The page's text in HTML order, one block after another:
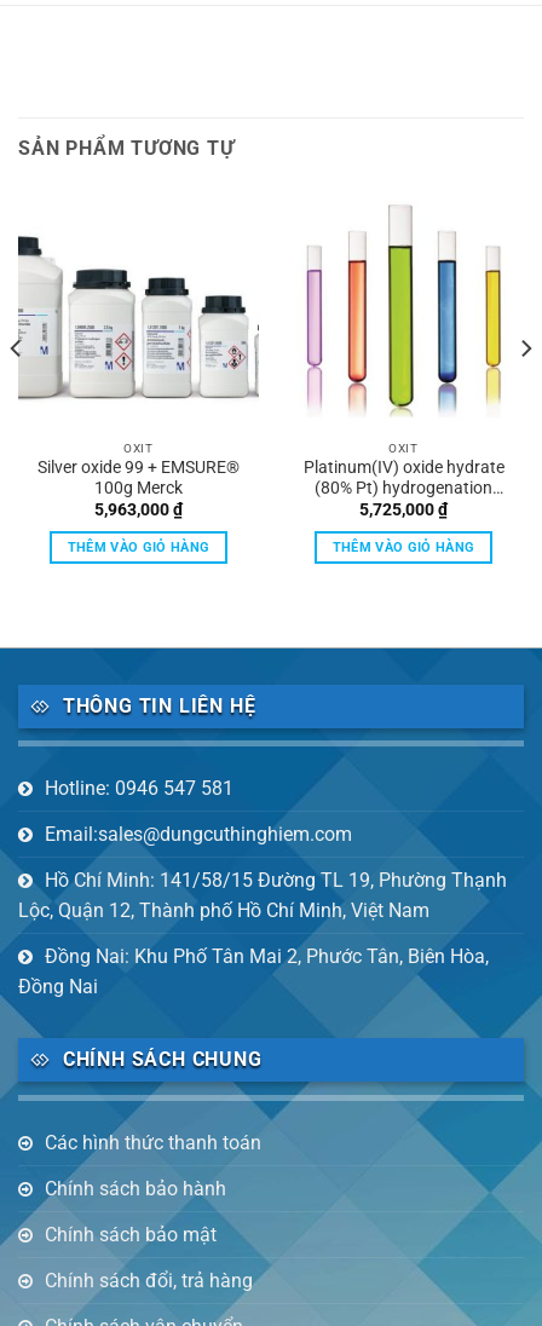
SẢN PHẨM TƯƠNG TỰ
OXIT
Silver oxide 99 + EMSURE®
100g Merck
5,963,000₫
THÊM VÀO GIỎ HÀNG
OXIT
Platinum(IV) oxide hydrate
(80% Pt) hydrogenation
catalyst for synthesis Merck
5,725,000₫
THÊM VÀO GIỎ HÀNG
THÔNG TIN LIÊN HỆ
Hotline: 0946 547 581
Email:sales@dungcuthinghiem.com
Hồ Chí Minh: 141/58/15 Đường TL 19, Phường Thạnh
Lộc, Quận 12, Thành phố Hồ Chí Minh, Việt Nam
Đồng Nai: Khu Phố Tân Mai 2, Phước Tân, Biên Hòa,
Đồng Nai
CHÍNH SÁCH CHUNG
Các hình thức thanh toán
Chính sách bảo hành
Chính sách bảo mật
Chính sách đổi, trả hàng